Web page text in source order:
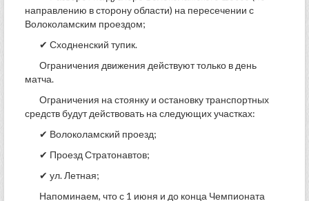
направлению в сторону области) на пересечении с
Волоколамским проездом;
✔ Сходненский тупик.
Ограничения движения действуют только в день
матча.
Ограничения на стоянку и остановку транспортных
средств будут действовать на следующих участках:
✔ Волоколамский проезд;
✔ Проезд Стратонавтов;
✔ ул. Летная;
Напоминаем, что с 1 июня и до конца Чемпионата